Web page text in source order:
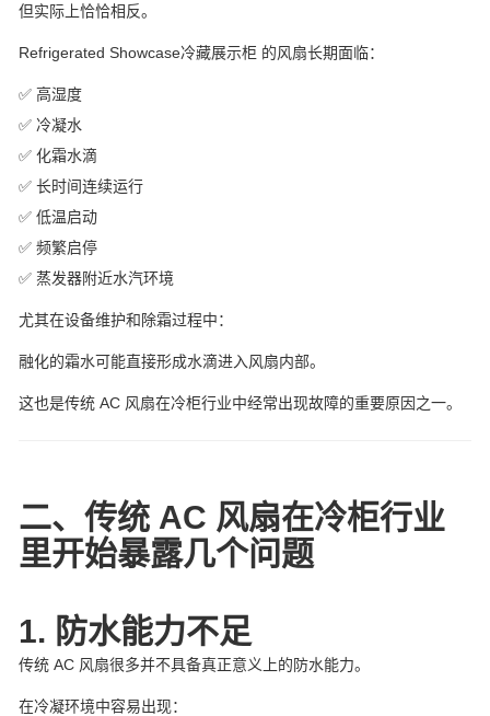
但实际上恰恰相反。
Refrigerated Showcase冷藏展示柜 的风扇长期面临：
✅ 高湿度
✅ 冷凝水
✅ 化霜水滴
✅ 长时间连续运行
✅ 低温启动
✅ 频繁启停
✅ 蒸发器附近水汽环境
尤其在设备维护和除霜过程中：
融化的霜水可能直接形成水滴进入风扇内部。
这也是传统 AC 风扇在冷柜行业中经常出现故障的重要原因之一。
二、传统 AC 风扇在冷柜行业
里开始暴露几个问题
1. 防水能力不足
传统 AC 风扇很多并不具备真正意义上的防水能力。
在冷凝环境中容易出现：